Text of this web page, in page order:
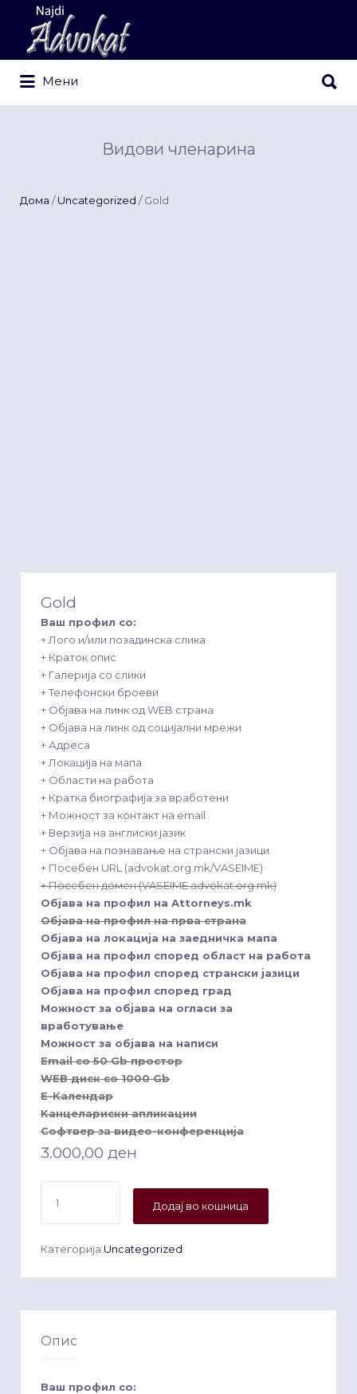
Search
for:
Мени
for:
Видови членарина
Дома /Uncategorized / Gold
Gold
Ваш профил со:
+ Лого и/или позадинска слика
+ Краток опис
+ Галерија со слики
+ Телефонски броеви
+ Објава на линк од WEB страна
+ Објава на линк од социјални мрежи
+ Адреса
+ Локација на мапа
+ Области на работа
+ Кратка биографија за вработени
+ Можност за контакт на email
+ Верзија на англиски јазик
+ Објава на познавање на странски јазици
+ Посебен URL (advokat.org.mk/VASEIME)
+ Посебен домен (VASEIME.advokat.org.mk)
Објава на профил на Attorneys.mk
Објава на профил на прва страна
Објава на локација на заедничка мапа
Објава на профил според област на работа
Објава на профил според странски јазици
Објава на профил според град
Можност за објава на огласи за
вработување
Можност за објава на написи
Email со 50 Gb простор
WEB диск со 1000 Gb
E-Kалендар
Kанцелариски апликации
Софтвер за видео-конференција
3.000,00 ден
количина
Додај во кошница
Категорија Uncategorized
Опис
Ваш профил со: